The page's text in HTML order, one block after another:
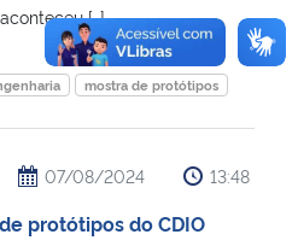
[…]
mostra de protótipos
07/08/2024 13:48
protótipos do CDIO